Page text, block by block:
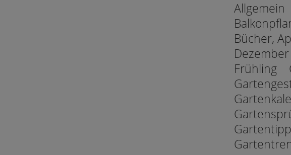
Allgemein
Bücher,
Dezember
Frühling